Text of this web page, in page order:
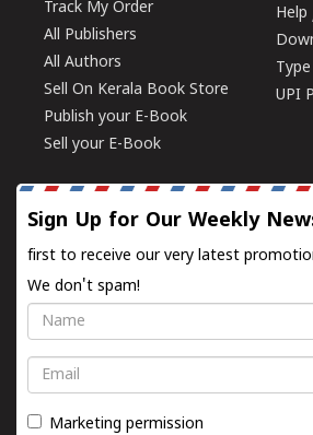
Track My Order
All Publishers
All Authors
Sell On Kerala Book Store
Publish your E-Book
Sell your E-Book
Help
UPI
Sign Up for Our Weekly
first to receive our very latest
We don't spam!
Name
Email
Marketing permission